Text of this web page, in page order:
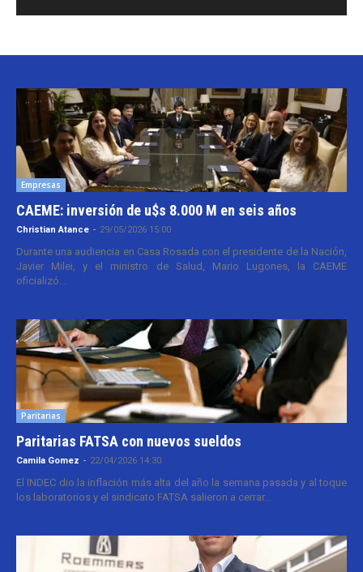
Empresas
CAEME: inversión de u$s 8.000 M en seis años
Christian Atance - 29/05/2026 15:00
Durante una audiencia en Casa Rosada con el presidente de la Nación,
Javier Milei, y el ministro de Salud, Mario Lugones, la CAEME
oficializó...
Paritarias
Paritarias FATSA con nuevos sueldos
Camila Gomez - 22/04/2026 14:30
El INDEC dio la inflación más alta del año la semana pasada y al toque
los laboratorios y el sindicato FATSA salieron a cerrar...